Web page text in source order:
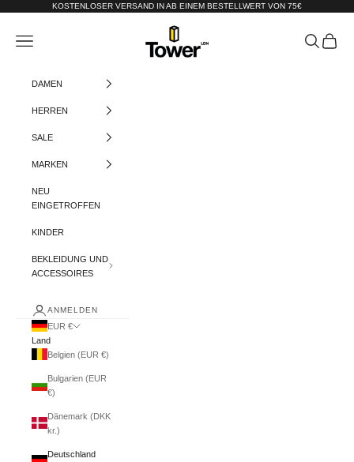
Zum Inhalt springenKOSTENLOSER VERSAND IN AB EINEM BESTELLWERT VON 75€
Tower-London.De
Menü Suchen
DAMEN
HERREN
SALE
MARKEN
NEU
EINGETROFFEN
KINDER
BEKLEIDUNG UND
ACCESSOIRES
ANMELDEN
EUR €
Land
Belgien (EUR €)
Bulgarien (EUR
€)
Dänemark (DKK
kr.)
Deutschland